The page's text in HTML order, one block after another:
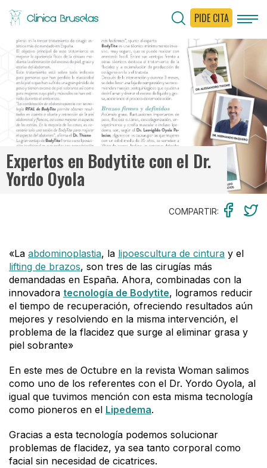
PIDE CITA
< Ir al Blog
Expertos en Bodytite con el Dr.
Yordo Oyola
COMPARTIR:
«La abdominoplastia, la lipoescultura de cintura y el
lifting de brazos, son tres de las cirugías más
demandadas en España. Ahora, combinadas con la
innovadora tecnología de Bodytite, logramos reducir
el tiempo de recuperación, ofreciendo resultados aún
mejores y resolviendo en la misma intervención, el
problema de la flacidez que surge al eliminar grasa y
piel sobrante»
En este mes de Octubre en la revista Woman salimos
como uno de los referentes con el Dr. Yordo Oyola, al
igual que tuvimos mención con esta misma tecnología
como pioneros en el Lipedema.
Gracias a esta tecnología podemos solucionar
problemas de flacidez, ya sea tanto corporal como
facial sin necesidad de cicatrices.